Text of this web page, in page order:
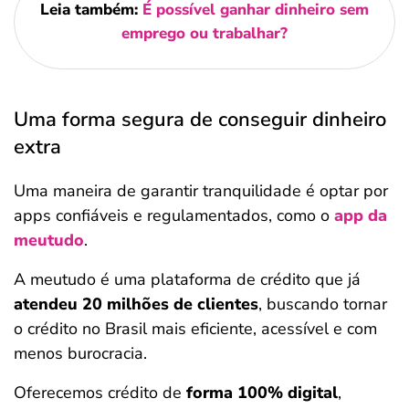
Leia também: É possível ganhar dinheiro sem
emprego ou trabalhar?
Uma forma segura de conseguir dinheiro
extra
Uma maneira de garantir tranquilidade é optar por
apps confiáveis e regulamentados, como o app da
meutudo.
A meutudo é uma plataforma de crédito que já
atendeu 20 milhões de clientes, buscando tornar
o crédito no Brasil mais eficiente, acessível e com
menos burocracia.
Oferecemos crédito de forma 100% digital,